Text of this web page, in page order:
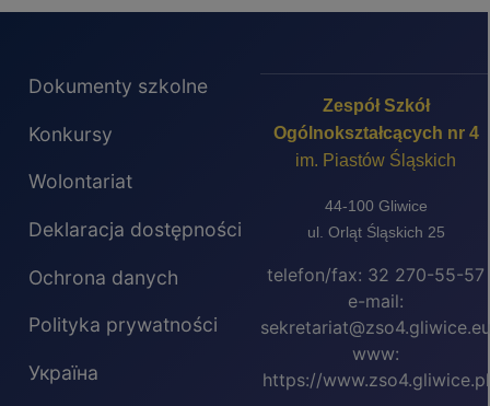
Dokumenty szkolne
Konkursy
Wolontariat
Deklaracja dostępności
Ochrona danych
Polityka prywatności
Україна
Zespół Szkół
Ogólnokształcących nr 4
im. Piastów Śląskich
44-100 Gliwice
ul. Orląt Śląskich 25
telefon/fax: 32 270-55-57
e-mail:
www:
https://www.zso4.gliwice.pl